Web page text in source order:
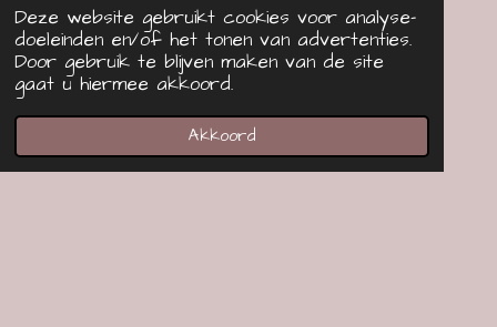
Deze website gebruikt cookies voor analyse-
doeleinden en/of het tonen van advertenties.
Door gebruik te blijven maken van de site
gaat u hiermee akkoord.
Akkoord
Mail:info@tinylittlekoala.nl
Tel:0644639460
KVK:
NL003852937B73